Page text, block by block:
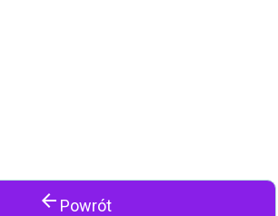
arrow_back Powrót